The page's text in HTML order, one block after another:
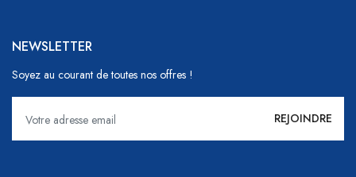
NEWSLETTER
Soyez au courant de toutes nos offres !